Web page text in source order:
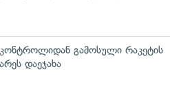
გამოსული რაკეტის
დაეჯახა